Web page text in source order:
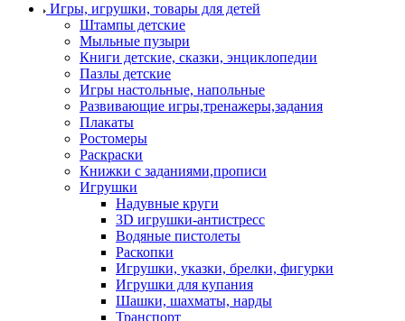
Игры, игрушки, товары для детей
Штампы детские
Мыльные пузыри
Книги детские, сказки, энциклопедии
Пазлы детские
Игры настольные, напольные
Развивающие игры,тренажеры,задания
Плакаты
Ростомеры
Раскраски
Книжки с заданиями,прописи
Игрушки
Надувные круги
3D игрушки-антистресс
Водяные пистолеты
Раскопки
Игрушки, указки, брелки, фигурки
Игрушки для купания
Шашки, шахматы, нарды
Транспорт